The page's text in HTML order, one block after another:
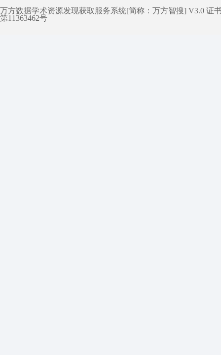
万方数据学术资源发现获取服务系统[简称：万方智搜] V3.0 证
第11363462号